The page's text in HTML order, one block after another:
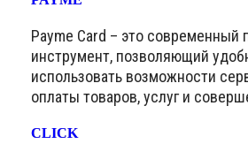
Payme Card – это современный
инструмент, позволяющий
использовать возможности
оплаты товаров, услуг и
CLICK